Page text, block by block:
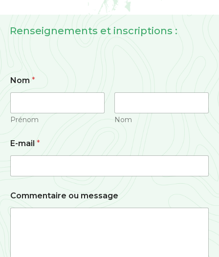
Renseignements et inscriptions :
Nom *
Prénom Nom
E-mail *
Commentaire ou message